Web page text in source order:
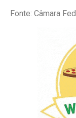
Fonte: Câmara